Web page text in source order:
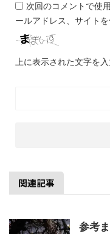
次回のコメントで使
ールアドレス、サイトを
上に表示された文字を
関連記事
参考